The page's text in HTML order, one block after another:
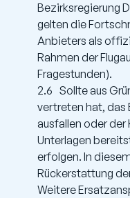
Bezirksregierung
gelten die
Anbieters als
Rahmen der
Fragestunden).
2.6 Sollte aus
vertreten hat, das
ausfallen oder der
Unterlagen
erfolgen. In
Rückerstattung
Weitere